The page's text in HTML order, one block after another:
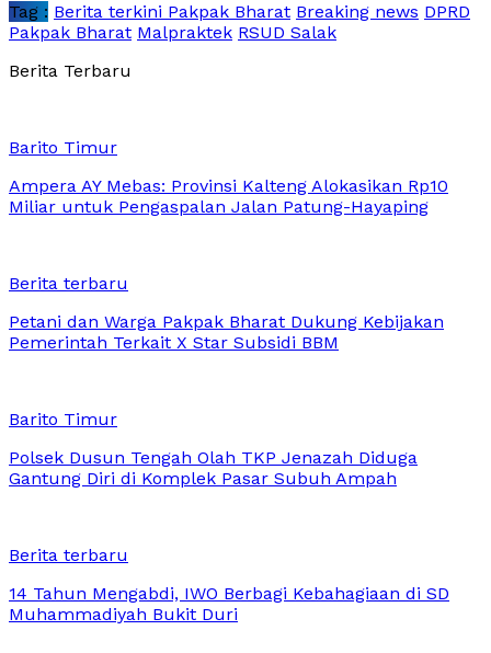
Tag : Berita terkini Pakpak Bharat Breaking news DPRD
Pakpak Bharat Malpraktek RSUD Salak
Berita Terbaru
Barito Timur
Ampera AY Mebas: Provinsi Kalteng Alokasikan Rp10
Miliar untuk Pengaspalan Jalan Patung-Hayaping
Berita terbaru
Petani dan Warga Pakpak Bharat Dukung Kebijakan
Pemerintah Terkait X Star Subsidi BBM
Barito Timur
Polsek Dusun Tengah Olah TKP Jenazah Diduga
Gantung Diri di Komplek Pasar Subuh Ampah
Berita terbaru
14 Tahun Mengabdi, IWO Berbagi Kebahagiaan di SD
Muhammadiyah Bukit Duri